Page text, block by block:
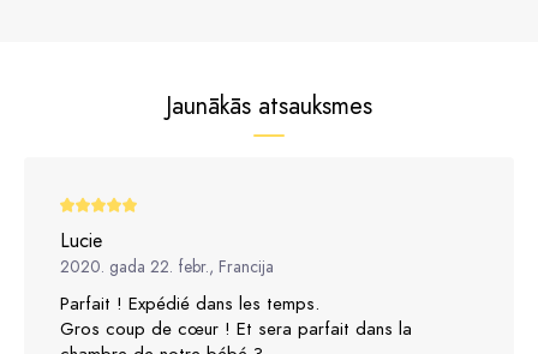
Jaunākās atsauksmes
Lucie
2020. gada 22. febr., Francija
Parfait ! Expédié dans les temps.
Gros coup de cœur ! Et sera parfait dans la